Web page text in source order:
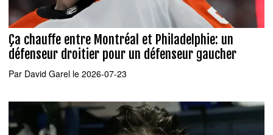
Ça chauffe entre Montréal et Philadelphie: un
défenseur droitier pour un défenseur gaucher
Par David Garel le 2026-07-23